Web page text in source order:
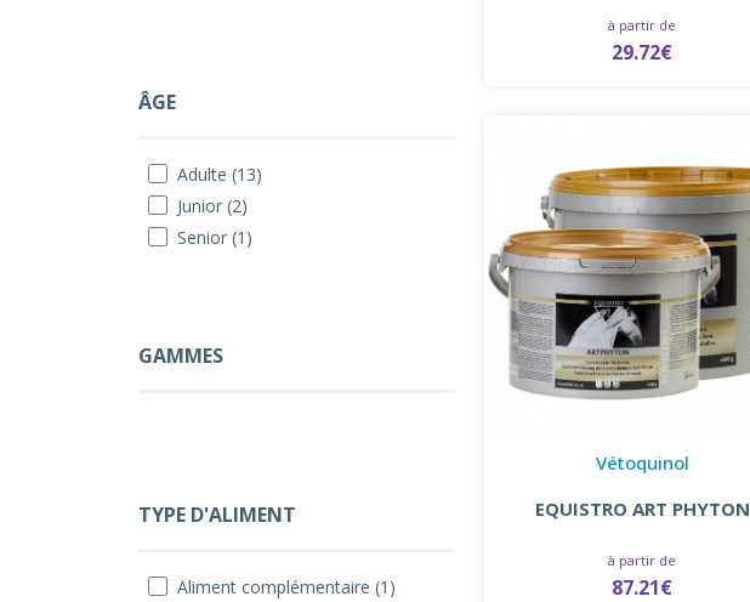
ÂGE
Adulte (13)
Junior (2)
Senior (1)
GAMMES
TYPE D'ALIMENT
Aliment complémentaire (1)
à partir de
29.72€
Vétoquinol
EQUISTRO ART PHYTON
à partir de
87.21€